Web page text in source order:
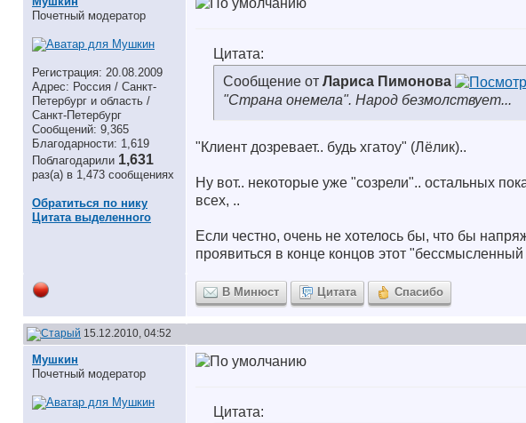
Почетный модератор
Регистрация: 20.08.2009
Адрес: Россия / Санкт-
Петербург и область /
Санкт-Петербург
Сообщений: 9,365
Благодарности: 1,619
Поблагодарили 1,631
раз(а) в 1,473 сообщениях
Обратиться по нику
Цитата выделенного
Цитата:
Сообщение от Лариса Пимонова
"Страна онемела". Народ безмолствует...
"Клиент дозревает.. будь хгатоу" (Лёлик)..
Ну вот.. некоторые уже "созрели".. остальных
всех, ..
Если честно, очень не хотелось бы, что бы
проявиться в конце концов этот
В Минюст Цитата Спасибо
15.12.2010, 04:52
Мушкин
Почетный модератор
Цитата: